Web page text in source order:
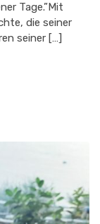
Tage.”Mit
die seiner
seiner […]